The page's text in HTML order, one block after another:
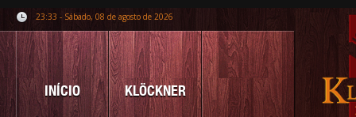
23:33 - Sábado, 08 de agosto de 2026
INÍCIO KLÖCKNER